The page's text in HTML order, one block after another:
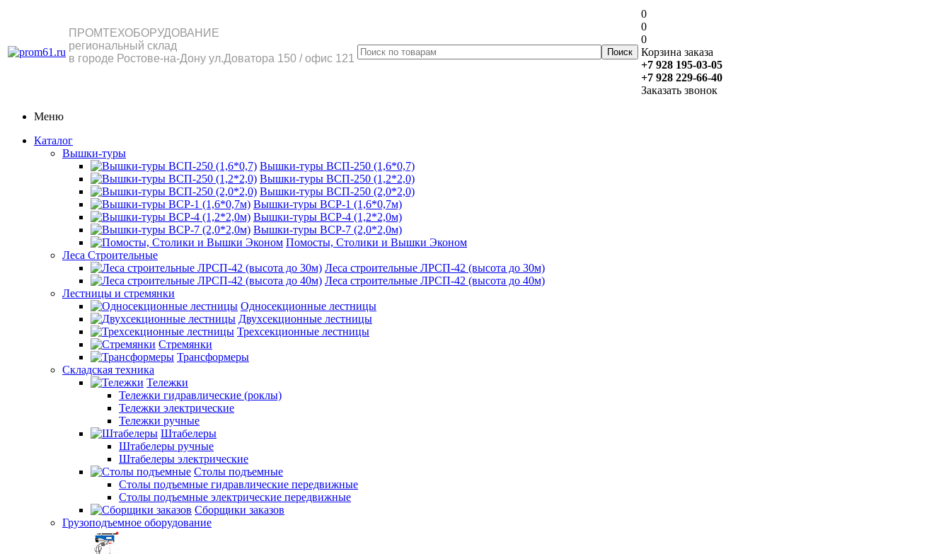
ПРОМТЕХОБОРУДОВАНИЕ
региональный склад
в городе Ростове-на-Дону ул.Доватора 150 / офис 121
0
0
0
Корзина заказа
+7 928 195-03-05
+7 928 229-66-40
Заказать звонок
Меню
Каталог
Вышки-туры
Вышки-туры ВСП-250 (1,6*0,7)
Вышки-туры ВСП-250 (1,2*2,0)
Вышки-туры ВСП-250 (2,0*2,0)
Вышки-туры ВСР-1 (1,6*0,7м)
Вышки-туры ВСР-4 (1,2*2,0м)
Вышки-туры ВСР-7 (2,0*2,0м)
Помосты, Столики и Вышки Эконом
Леса Строительные
Леса строительные ЛРСП-42 (высота до 30м)
Леса строительные ЛРСП-42 (высота до 40м)
Лестницы и стремянки
Односекционные лестницы
Двухсекционные лестницы
Трехсекционные лестницы
Стремянки
Трансформеры
Складская техника
Тележки
Тележки гидравлические (роклы)
Тележки электрические
Тележки ручные
Штабелеры
Штабелеры ручные
Штабелеры электрические
Столы подъемные
Столы подъемные гидравлические передвижные
Столы подъемные электрические передвижные
Сборщики заказов
Грузоподъемное оборудование